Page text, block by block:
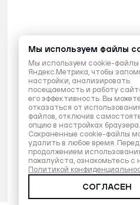
Мы используем файлы
Мы используем cookie-файлы
Яндекс.Метрика, чтобы
настройки, анализировать
посещаемость и работу
его эффективность. Вы
отказаться от
файлов, отключив
опцию в настройках браузера.
Сохраненные cookie-файлы
удалить в любое время. Перед
продолжением
пожалуйста, ознакомьтесь с
Политикой
СОГЛАСЕН